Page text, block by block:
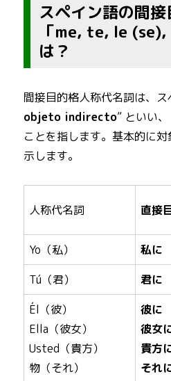
スペイン語の間
「me, te, le
は？
間接目的格人称代名詞は、
objeto indirecto” といい
ことを指します。基本的に
示します。
人称代名詞 直接
Yo（私）
私に
Tú（君）
君に
Él（彼）
Ella（彼女）
Usted（貴方）
物（それ）
彼に
彼女
貴方
それ